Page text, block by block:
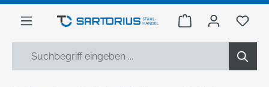
springen
Warenkorb Du